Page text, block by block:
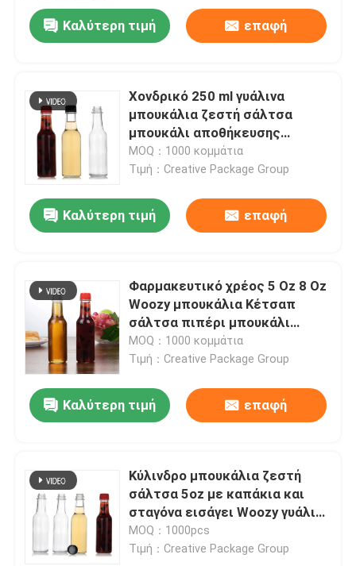
Καλύτερη τιμή επαφή
Χονδρικό 250 ml γυάλινα
μπουκάλια ζεστή σάλτσα
μπουκάλι αποθήκευσης
σάλτσα με στεγανή στροφή
από το καπάκι
MOQ：1000 κομμάτια
Τιμή：Creative Package Group
Καλύτερη τιμή επαφή
Φαρμακευτικό χρέος 5 Oz 8 Oz
Woozy μπουκάλια Κέτσαπ
σάλτσα πιπέρι μπουκάλι
γυαλιού με κάλυμμα Pp
MOQ：1000 κομμάτια
Τιμή：Creative Package Group
Καλύτερη τιμή επαφή
Κύλινδρο μπουκάλια ζεστή
σάλτσα 5oz με καπάκια και
σταγόνα εισάγει Woozy γυάλινο
μπουκάλι
MOQ：1000pcs
Τιμή：Creative Package Group